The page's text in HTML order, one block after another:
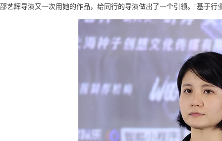
邵艺辉导演又一次用她的作品，给同行的导演做出了一个引领。”基于